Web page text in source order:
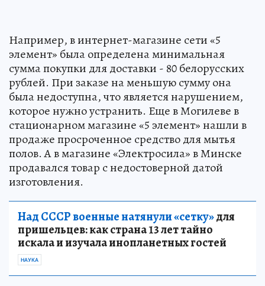
Например, в интернет-магазине сети «5
элемент» была определена минимальная
сумма покупки для доставки - 80 белорусских
рублей. При заказе на меньшую сумму она
была недоступна, что является нарушением,
которое нужно устранить. Еще в Могилеве в
стационарном магазине «5 элемент» нашли в
продаже просроченное средство для мытья
полов. А в магазине «Электросила» в Минске
продавался товар с недостоверной датой
изготовления.
Над СССР военные натянули «сетку»для
пришельцев: как страна 13 лет тайно
искала и изучала инопланетных гостей
НАУКА